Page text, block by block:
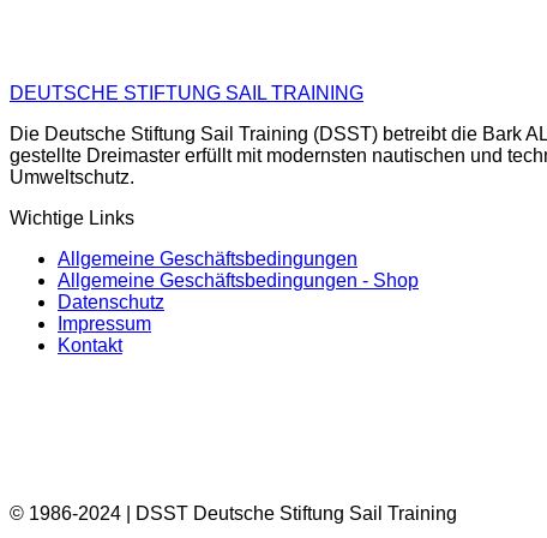
DEUTSCHE STIFTUNG SAIL TRAINING
Die Deutsche Stiftung Sail Training (DSST) betreibt die Bark
gestellte Dreimaster erfüllt mit modernsten nautischen und
Umweltschutz.
Wichtige Links
Allgemeine Geschäftsbedingungen
Allgemeine Geschäftsbedingungen - Shop
Datenschutz
Impressum
Kontakt
© 1986-2024 | DSST Deutsche Stiftung Sail Training